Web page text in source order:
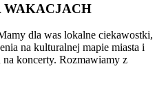
WAKACJACH
dla was lokalne ciekawostki,
na kulturalnej mapie miasta i
na koncerty. Rozmawiamy z